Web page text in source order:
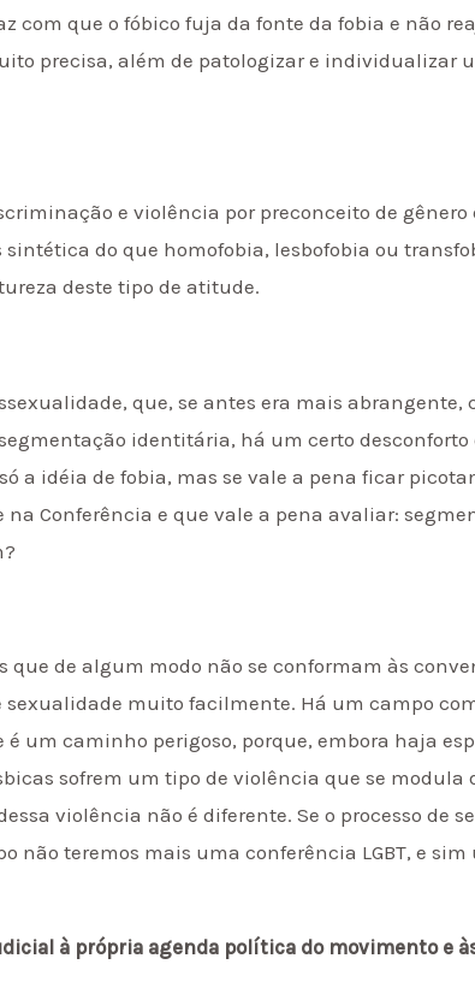
com que o fóbico fuja da fonte da fobia e não
precisa, além de patologizar e individualizar
e violência por preconceito de gênero
do que homofobia, lesbofobia ou
deste tipo de atitude.
que, se antes era mais abrangente,
identitária, há um certo desconforto
a idéia de fobia, mas se vale a pena ficar
Conferência e que vale a pena avaliar:
de algum modo não se conformam às
sexualidade muito facilmente. Há um campo
um caminho perigoso, porque, embora haja
sofrem um tipo de violência que se modula
violência não é diferente. Se o processo de
teremos mais uma conferência LGBT, e sim
à própria agenda política do movimento e